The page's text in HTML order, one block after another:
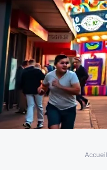
Accueil